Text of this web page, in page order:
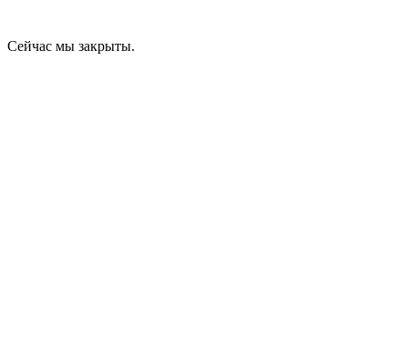
Сейчас мы закрыты.